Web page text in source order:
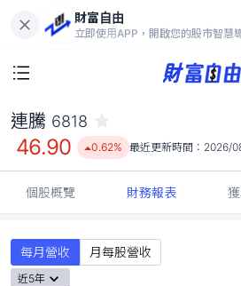
財富自由
立即使用APP，開啟您的股市智慧
46.90
0.62%
連騰 6818
46.90 0.62% 最近更新時間： 2026/
個股概覽 財務報表
每月營收 月每股營收
近5年